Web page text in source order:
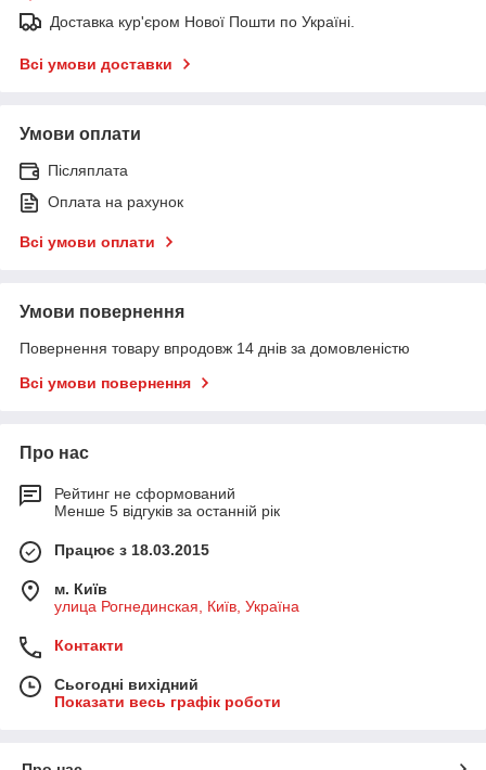
Доставка кур'єром Нової Пошти по Україні.
Всі умови доставки
Умови оплати
Післяплата
Оплата на рахунок
Всі умови оплати
Умови повернення
Повернення товару впродовж 14 днів за домовленістю
Всі умови повернення
Про нас
Рейтинг не сформований
Менше 5 відгуків за останній рік
Працює з 18.03.2015
м. Київ
улица Рогнединская, Київ, Україна
Контакти
Сьогодні вихідний
Показати весь графік роботи